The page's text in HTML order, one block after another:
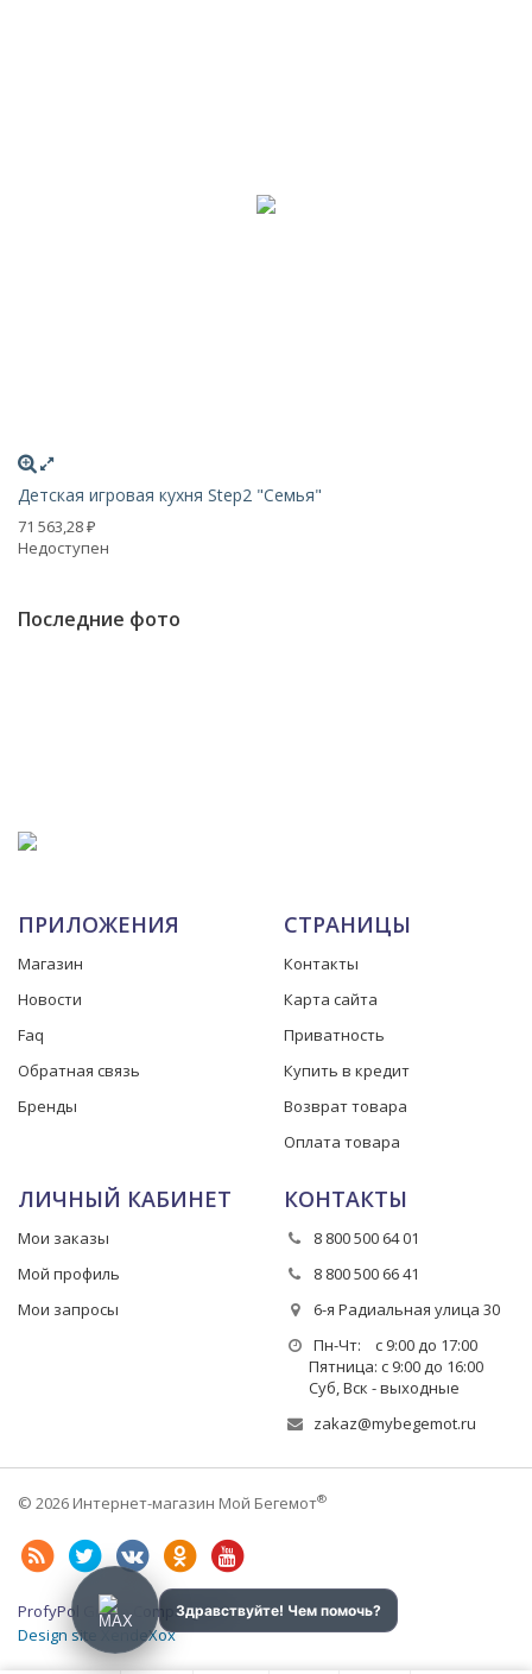
Детская игровая кухня Step2 "Семья"
71 563,28 ₽
Недоступен
Последние фото
ПРИЛОЖЕНИЯ
Магазин
Новости
Faq
Обратная связь
Бренды
СТРАНИЦЫ
Контакты
Карта сайта
Приватность
Купить в кредит
Возврат товара
Оплата товара
ЛИЧНЫЙ КАБИНЕТ
Мои заказы
Мой профиль
Мои запросы
КОНТАКТЫ
8 800 500 64 01
8 800 500 66 41
6-я Радиальная улица 30
Пн-Чт: с 9:00 до 17:00
Пятница: с 9:00 до 16:00
Суб, Вск - выходные
zakaz@mybegemot.ru
© 2026 Интернет-магазин Мой Бегемот®
ProfyPol Group Company LLC
Design site XendeXox